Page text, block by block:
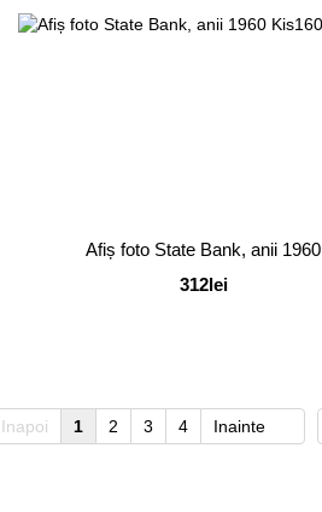
Afiș foto State Bank, anii 1960
312lei
Inapoi 1 2 3 4 Inainte